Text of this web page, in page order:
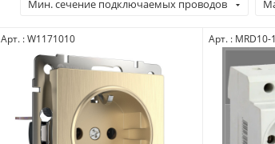
Мин. сечение подключаемых проводов
Арт. : W1171010 Арт. : MRD10-